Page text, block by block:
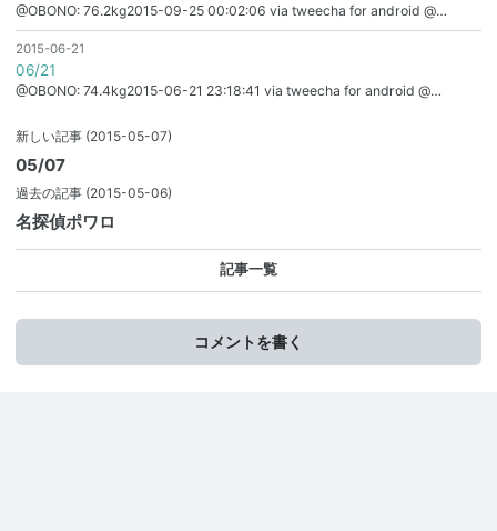
@OBONO: 76.2kg2015-09-25 00:02:06 via tweecha for android @…
2015-06-21
06/21
@OBONO: 74.4kg2015-06-21 23:18:41 via tweecha for android @…
新しい記事 (2015-05-07)
05/07
過去の記事 (2015-05-06)
名探偵ポワロ
記事一覧
コメントを書く